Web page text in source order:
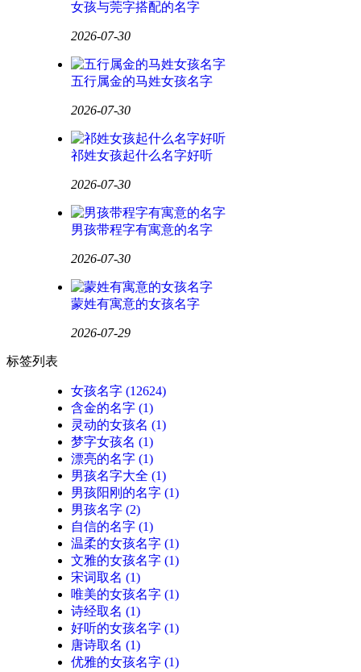
女孩与莞字搭配的名字
2026-07-30
五行属金的马姓女孩名字
2026-07-30
祁姓女孩起什么名字好听
2026-07-30
男孩带程字有寓意的名字
2026-07-30
蒙姓有寓意的女孩名字
2026-07-29
标签列表
女孩名字 (12624)
含金的名字 (1)
灵动的女孩名 (1)
梦字女孩名 (1)
漂亮的名字 (1)
男孩名字大全 (1)
男孩阳刚的名字 (1)
男孩名字 (2)
自信的名字 (1)
温柔的女孩名字 (1)
文雅的女孩名字 (1)
宋词取名 (1)
唯美的女孩名字 (1)
诗经取名 (1)
好听的女孩名字 (1)
唐诗取名 (1)
优雅的女孩名字 (1)